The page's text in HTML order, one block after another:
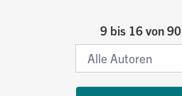
9 bis 16 von 90